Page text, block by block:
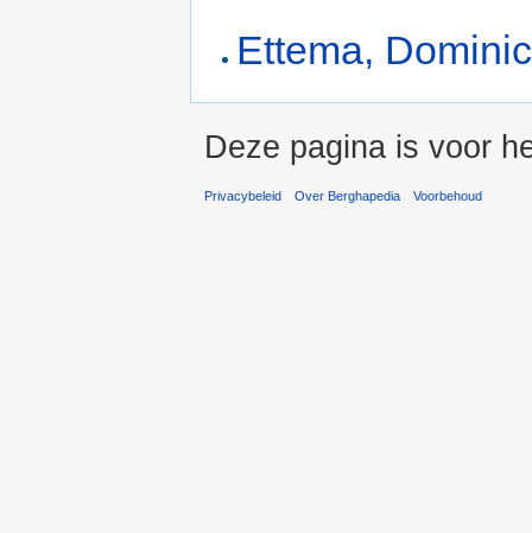
Ettema,
Deze pagina is voor
Privacybeleid Over Berghapedia Voorbehoud